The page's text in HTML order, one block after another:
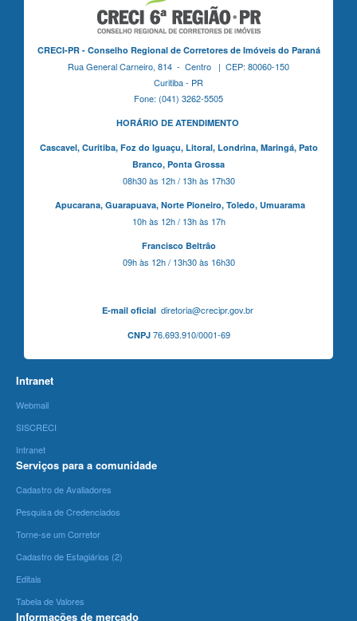
CRECI-PR - Conselho Regional de Corretores de Imóveis do Paraná
Rua General Carneiro, 814 - Centro | CEP: 80060-150
Curitiba - PR
Fone: (041) 3262-5505
HORÁRIO DE ATENDIMENTO
Cascavel, Curitiba,Foz do Iguaçu, Litoral, Londrina, Maringá, Pato
Branco, Ponta Grossa
08h30 às 12h / 13h às 17h30
Apucarana, Guarapuava, Norte Pioneiro, Toledo, Umuarama
10h às 12h / 13h às 17h
Francisco Beltrão
09h às 12h / 13h30 às 16h30
E-mail oficialdiretoria@crecipr.gov.br
CNPJ76.693.910/0001-69
Intranet
Webmail
SISCRECI
Intranet
Serviços para a comunidade
Cadastro de Avaliadores
Pesquisa de Credenciados
Torne-se um Corretor
Cadastro de Estagiários (2)
Editais
Tabela de Valores
Informações de mercado